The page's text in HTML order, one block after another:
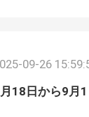
09-26
18日から9月